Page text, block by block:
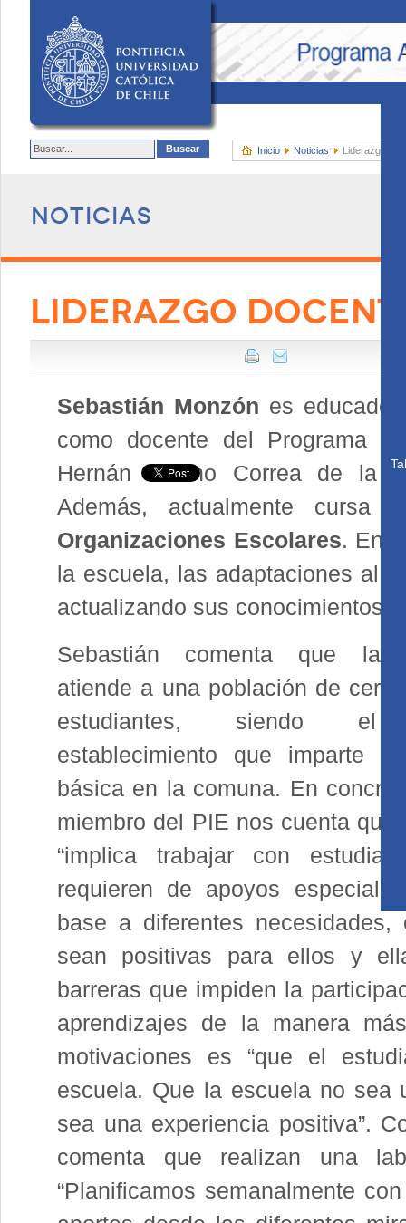
Inicio Noticias Liderazgo
Noticias
LIDERAZGO
Sebastián Monzón es
como docente del Programa
Hernán Merino Correa de la
Además, actualmente
Organizaciones Escolares. En
la escuela, las adaptaciones al
actualizando sus conocimientos.
Sebastián comenta que la
atiende a una población de
estudiantes, siendo el
establecimiento que imparte
básica en la comuna. En
miembro del PIE nos cuenta que
“implica trabajar con
requieren de apoyos
base a diferentes necesidades,
sean positivas para ellos y
barreras que impiden la
aprendizajes de la manera
motivaciones es “que el
escuela. Que la escuela no sea
sea una experiencia positiva”.
comenta que realizan una
“Planificamos semanalmente